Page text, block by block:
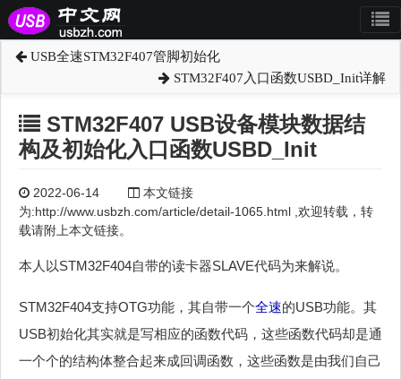
USB全速STM32F407管脚初始化
STM32F407入口函数USBD_Init详解
STM32F407 USB设备模块数据结
构及初始化入口函数USBD_Init
2022-06-14
本文链接
为:http://www.usbzh.com/article/detail-1065.html ,欢迎转载，转
载请附上本文链接。
本人以STM32F404自带的读卡器SLAVE代码为来解说。
STM32F404支持OTG功能，其自带一个全速的USB功能。其
USB初始化其实就是写相应的函数代码，这些函数代码却是通
一个个的结构体整合起来成回调函数，这些函数是由我们自己